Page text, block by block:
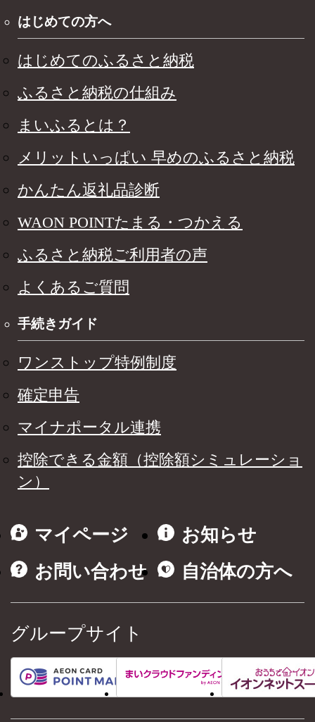
はじめての方へ
はじめてのふるさと納税
ふるさと納税の仕組み
まいふるとは？
メリットいっぱい 早めのふるさと納税
かんたん返礼品診断
WAON POINTたまる・つかえる
ふるさと納税ご利用者の声
よくあるご質問
手続きガイド
ワンストップ特例制度
確定申告
マイナポータル連携
控除できる金額（控除額シミュレーショ
ン）
マイページ
お知らせ
お問い合わせ
自治体の方へ
グループサイト